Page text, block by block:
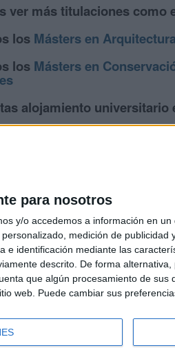
para nosotros
y/o accedemos a información en
medición de
e identificación mediante las
descrito. De forma
que algún procesamiento de
web. Puede cambiar sus
ver más titulaciones como
los Másters en
los Másters en
alojamiento universitario
de estudiantes y colegios
Aviso legal|
© 2003-2026Compás